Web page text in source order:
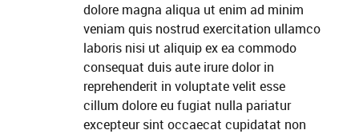
dolore magna aliqua ut enim ad minim
veniam quis nostrud exercitation ullamco
laboris nisi ut aliquip ex ea commodo
consequat duis aute irure dolor in
reprehenderit in voluptate velit esse
cillum dolore eu fugiat nulla pariatur
excepteur sint occaecat cupidatat non